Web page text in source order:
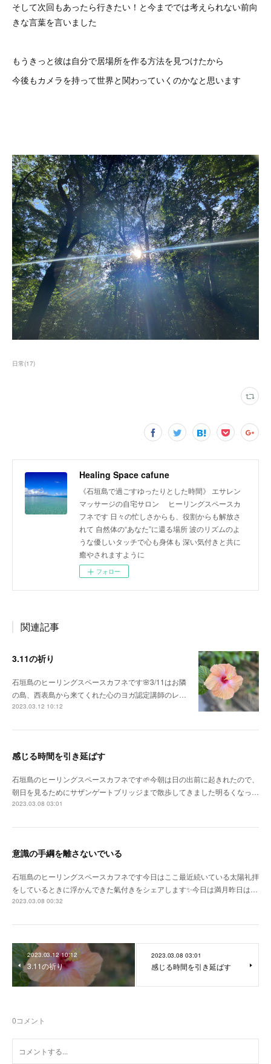
そして次回もあったら行きたい！と今まででは考えられない前向
きな言葉を言いました
もうきっと彼は自分で居場所を作る方法を見つけたから
今後もカメラを持って世界と関わっていくのかなと思います
日常(17)
Healing Space cafune
《石垣島で過ごすゆったりとした時間》 エサレン
マッサージの自宅サロン ヒーリングスペースカ
フネです 日々の忙しさからも、役割からも解放さ
れて 自然体の“あなた”に還る場所 波のリズムのよ
うな優しいタッチで心も身体も 深い気付きと共に
癒やされますように
フォロー
関連記事
3.11の祈り
石垣島のヒーリングスペースカフネです🌸3/11はお隣
の島、西表島から来てくれた心のヨガ認定講師のレ…
2023.03.12 10:12
感じる時間を引き延ばす
石垣島のヒーリングスペースカフネです🌱今朝は日の出前に起きれたので、
朝日を見るためにサザンゲートブリッジまで散歩してきました明るくなっ…
2023.03.08 03:01
意識の手綱を離さないでいる
石垣島のヒーリングスペースカフネです今日はここ最近続いている太陽礼拝
をしているときに浮かんできた氣付きをシェアします✨今日は満月昨日は…
2023.03.08 00:32
2023.03.12 10:12
3.11の祈り
2023.03.08 03:01
感じる時間を引き延ばす
0コメント